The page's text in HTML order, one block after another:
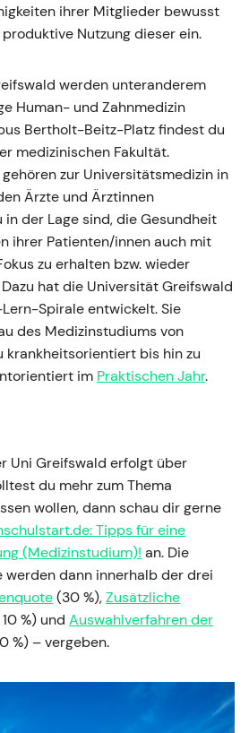
ihrer Mitglieder bewusst
Nutzung dieser ein.
werden unteranderem
Human- und Zahnmedizin
Bertholt-Beitz-Platz findest du
medizinischen Fakultät.
gehören zur Universitätsmedizin in
Ärzte und Ärztinnen
der Lage sind, die Gesundheit
ihrer Patienten/innen auch mit
zu erhalten bzw. wieder
hat die Universität Greifswald
Spirale entwickelt. Sie
des Medizinstudiums von
bis hin zu
im Praktischen Jahr.
Uni Greifswald erfolgt über
du mehr zum Thema
wollen, dann schau dir gerne
Tipps für eine
(Medizinstudium)! an. Die
dann innerhalb der drei
(30 %),Zusätzliche
%) und Auswahlverfahren der
%) – vergeben.